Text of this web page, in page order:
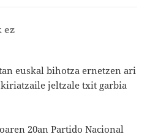
ez
euskal bihotza ernetzen ari
jeltzale txit garbia
20an Partido Nacional